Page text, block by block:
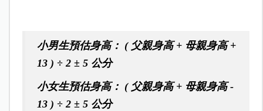
小男生預估身高： ( 父親身高 + 母親身高 +
13 ) ÷ 2 ± 5 公分
小女生預估身高： ( 父親身高 + 母親身高 -
13 ) ÷ 2 ± 5 公分